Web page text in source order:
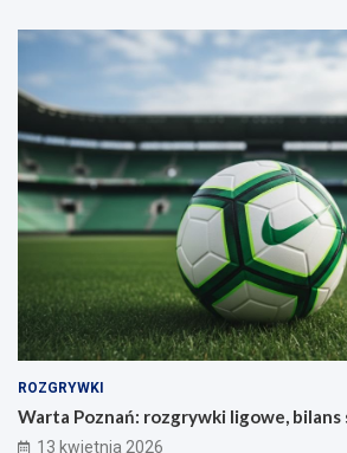
ROZGRYWKI
Warta Poznań: rozgrywki ligowe, bilans
13 kwietnia 2026